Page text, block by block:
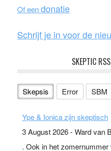
k
Of eendonatie
Schrijf je in voor de
SKEPTIC
Skepsis Error SBM
Ype & Ionica zijn skeptisch
3 August 2026-Ward van
. Ook in het